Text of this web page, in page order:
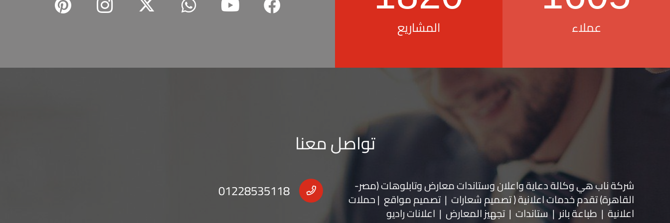
عملاء المشاريع
تواصل معنا
شركة ناب هي وكالة دعاية واعلان وستاندات معارضوتابلوهات(مصر-
القاهرة) تقدم خدمات اعلانية ( تصميم شعارات | تصميم مواقع | حملات
اعلانية | طباعة بانر | ستاندات | تجهيز المعارض | اعلانات راديو
01228535118